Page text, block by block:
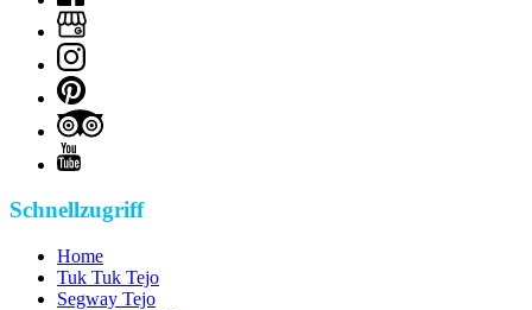
Schnellzugriff
Home
Tuk Tuk Tejo
Segway Tejo